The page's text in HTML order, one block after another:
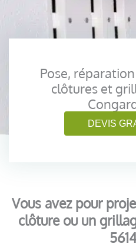
Pose,
clôtures et
DEVIS
Vous avez pour
clôture ou un